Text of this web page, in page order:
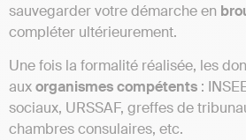
sauvegarder votre démarche en
compléter ultérieurement.
Une fois la formalité réalisée, les
auxorganismes compétents :
sociaux, URSSAF, greffes de
chambres consulaires, etc.